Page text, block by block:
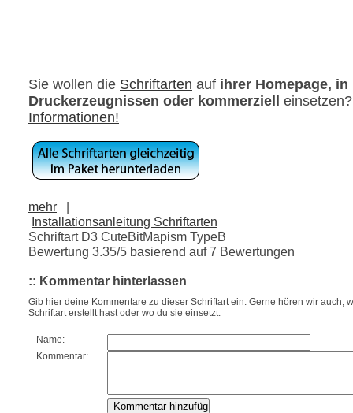
Sie wollen die Schriftarten auf ihrer Homepage, in
Druckerzeugnissen oder kommerziell
Informationen!
mehr
|
Installationsanleitung Schriftarten
Schriftart D3 CuteBitMapism TypeB
Bewertung 3.35/5 basierend auf7 Bewertungen
:: Kommentar hinterlassen
Gib hier deine Kommentare zu dieser Schriftart ein. Gerne hören wir auch,
Schriftart erstellt hast oder wo du sie einsetzt.
Name:
Kommentar: